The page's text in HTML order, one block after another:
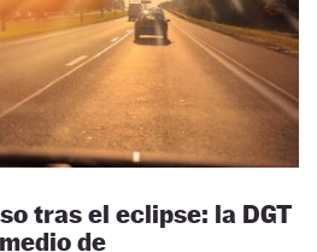
tras el eclipse: la DGT
de